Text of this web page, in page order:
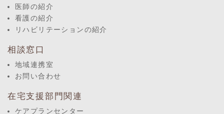
医師の紹介
看護の紹介
リハビリテーションの紹介
相談窓口
地域連携室
お問い合わせ
在宅支援部門関連
ケアプランセンター